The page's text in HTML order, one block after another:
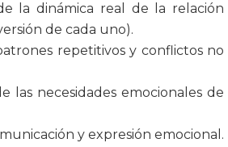
la dinámica real de la relación
de cada uno).
repetitivos y conflictos no
las necesidades emocionales de
y expresión emocional.